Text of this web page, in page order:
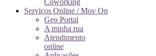
Coworking
Serviços Online / Mov On
Geo Portal
A minha rua
Atendimento
online